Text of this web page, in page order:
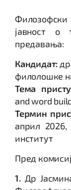
јавност о
предавања:
Кандидат:
филолошке
Тема
and word
Термин
април
институт
Пред
1. Др